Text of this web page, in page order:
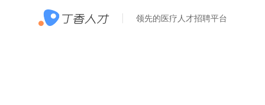
领先的医疗人才招聘平台